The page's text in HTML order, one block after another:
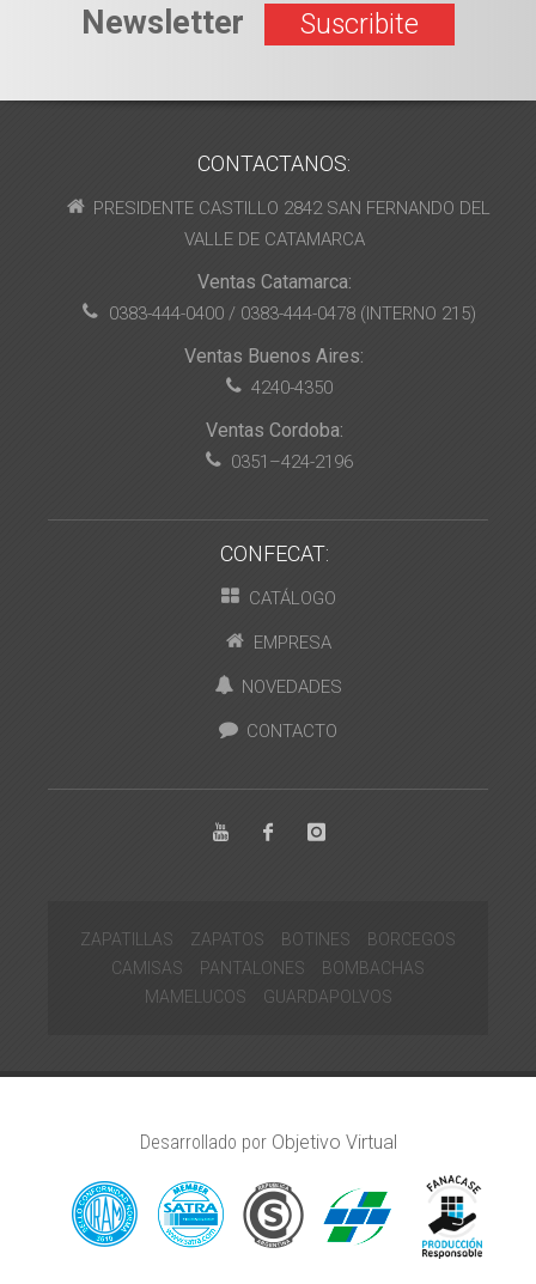
Newsletter
Suscribite
CONTACTANOS:
PRESIDENTE CASTILLO 2842 SAN FERNANDO DEL
VALLE DE CATAMARCA
Ventas Catamarca:
0383-444-0400 / 0383-444-0478 (INTERNO 215)
Ventas Buenos Aires:
4240-4350
Ventas Cordoba:
0351–424-2196
CONFECAT:
CATÁLOGO
EMPRESA
NOVEDADES
CONTACTO
ZAPATILLAS ZAPATOS BOTINES
BORCEGOS
CAMISAS
PANTALONES
BOMBACHAS
MAMELUCOS
GUARDAPOLVOS
Desarrollado por Objetivo Virtual